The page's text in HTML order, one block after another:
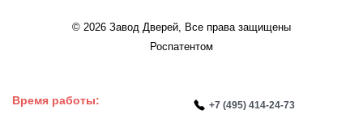
© 2026 Завод Дверей, Все права защищены
Роспатентом
Время работы: +7 (495) 414-24-73